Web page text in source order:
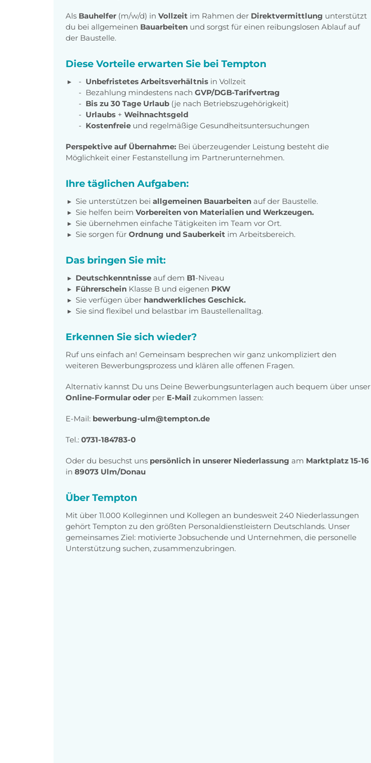
Als Bauhelfer (m/w/d) in Vollzeit im Rahmen der Direktvermittlung unterstützt
du bei allgemeinen Bauarbeiten und sorgst für einen reibungslosen Ablauf auf
der Baustelle.
Diese Vorteile erwarten Sie bei Tempton
Unbefristetes Arbeitsverhältnis in Vollzeit
Bezahlung mindestens nach GVP/DGB-Tarifvertrag
Bis zu 30 Tage Urlaub (je nach Betriebszugehörigkeit)
Urlaubs + Weihnachtsgeld
Kostenfreie und regelmäßige Gesundheitsuntersuchungen
Perspektive auf Übernahme: Bei überzeugender Leistung besteht die
Möglichkeit einer Festanstellung im Partnerunternehmen.
Ihre täglichen Aufgaben:
Sie unterstützen bei allgemeinen Bauarbeiten auf der Baustelle.
Sie helfen beim Vorbereiten von Materialien und Werkzeugen.
Sie übernehmen einfache Tätigkeiten im Team vor Ort.
Sie sorgen für Ordnung und Sauberkeit im Arbeitsbereich.
Das bringen Sie mit:
Deutschkenntnisse auf dem B1-Niveau
Führerschein Klasse B und eigenen PKW
Sie verfügen über handwerkliches Geschick.
Sie sind flexibel und belastbar im Baustellenalltag.
Erkennen Sie sich wieder?
Ruf uns einfach an! Gemeinsam besprechen wir ganz unkompliziert den
weiteren Bewerbungsprozess und klären alle offenen Fragen.
Alternativ kannst Du uns Deine Bewerbungsunterlagen auch bequem über unser
Online-Formular oder per E-Mail zukommen lassen:
E-Mail: bewerbung-ulm@tempton.de
Tel.: 0731-184783-0
Oder du besuchst uns persönlich in unserer Niederlassung am Marktplatz 15-16
in 89073 Ulm/Donau
Über Tempton
Mit über 11.000 Kolleginnen und Kollegen an bundesweit 240 Niederlassungen
gehört Tempton zu den größten Personaldienstleistern Deutschlands. Unser
gemeinsames Ziel: motivierte Jobsuchende und Unternehmen, die personelle
Unterstützung suchen, zusammenzubringen.